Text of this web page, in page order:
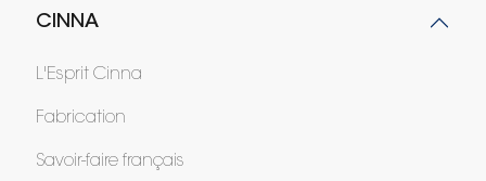
CINNA
L'Esprit Cinna
Fabrication
Savoir-faire français